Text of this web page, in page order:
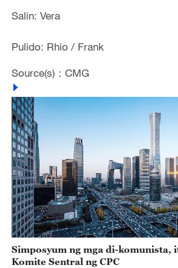
Salin: Vera
Pulido: Rhio / Frank
Source(s)：CMG
Simposyum ng mga di-komunista,
Komite Sentral ng CPC